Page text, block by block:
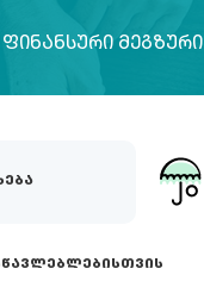
ᲤᲘᲜᲐᲜᲡᲣᲠᲘ ᲛᲔᲒᲖᲣᲠᲘ